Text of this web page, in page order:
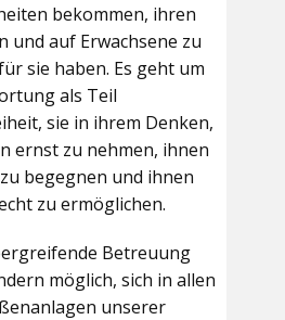
bekommen, ihren
und auf Erwachsene zu
sie haben. Es geht um
als Teil
sie in ihrem Denken,
ernst zu nehmen, ihnen
begegnen und ihnen
zu ermöglichen.
Betreuung
möglich, sich in allen
unserer